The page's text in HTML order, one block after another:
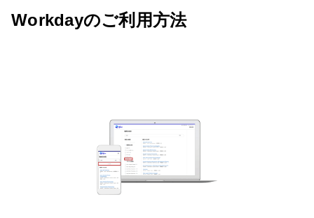
Workdayのご利用方法